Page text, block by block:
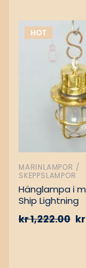
HOT
MARINLAMPOR /
SKEPPSLAMPOR
Hänglampa i
Ship Lightning
kr1,222.00 kr